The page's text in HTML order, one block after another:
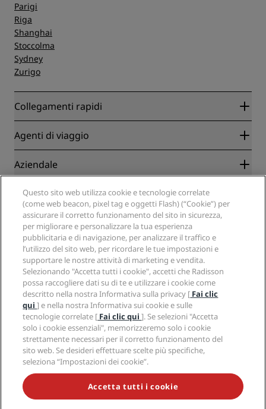
Parigi
Riga
Shanghai
Stoccolma
Sydney
Zurigo
Collegamenti rapidi
Radisson Rewards
Blog
Destinazioni
APP Radisson Hotels
Hotel Approvati per sport
Hotel per famiglie
Salute e sicurezza
Agenti di viaggio
Partner
Agenti di viaggio
Aziendale
Radisson Hotel Group
Media
Opportunità di lavoro in RHG
Opportunità di lavoro in PPHE
Opportunità di lavoro in EHL
The Club by RHG
Opportunità di sviluppo
Responsible Business
Approvvigionamento
Note legali
Centro sulla privacy
Note legali
Termini e condizioni di Radisson Rewards
Termini e condizioni di utilizzo del sito
Accessibilità digitale
Dichiarazione sulla schiavitù moderna
Aiuto
Avvisi per i consumatori
Contatti
Domande frequenti
Mappa del sito
Social media
Marchi Radisson Hotels
NON LASCIARTI SFUGGIRE LE NOSTRE OFFERTE MIGLIORI
Questo sito web utilizza cookie e tecnologie correlate
(come web beacon, pixel tag e oggetti Flash) (“Cookie”) per
assicurare il corretto funzionamento del sito in sicurezza,
per migliorare e personalizzare la tua esperienza
pubblicitaria e di navigazione, per analizzare il traffico e
l’utilizzo del sito web, per ricordare le tue impostazioni e
supportare le nostre attività di marketing e vendita.
Selezionando "Accetta tutti i cookie", accetti che Radisson
possa raccogliere dati su di te e utilizzare i cookie come
descritto nella nostra Informativa sulla privacy [ Fai clic
qui] e nella nostra Informativa sui cookie e sulle
tecnologie correlate [ Fai clic qui]. Se selezioni "Accetta
solo i cookie essenziali", memorizzeremo solo i cookie
strettamente necessari per il corretto funzionamento del
sito web. Se desideri effettuare scelte più specifiche,
seleziona “Impostazioni dei cookie”.
Accetta tutti i cookie